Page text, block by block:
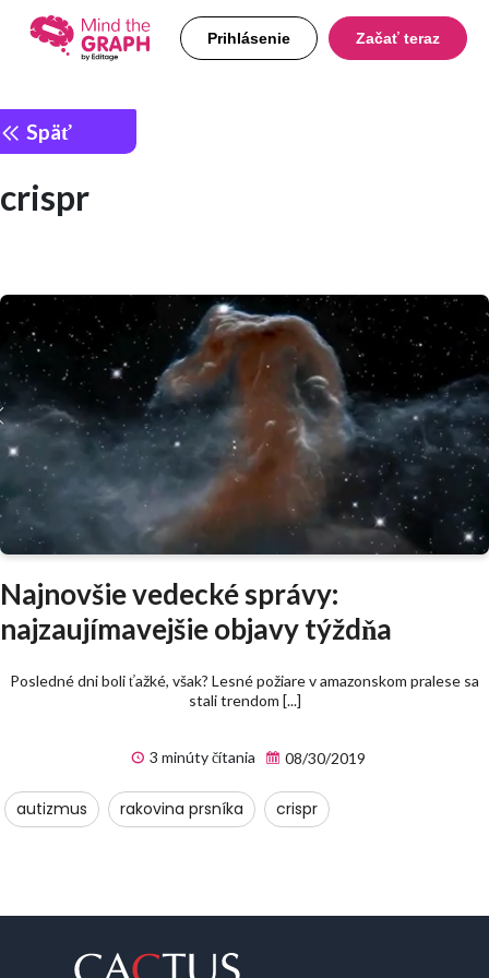
Prihlásenie Začať teraz
Späť
crispr
Najnovšie vedecké správy:
najzaujímavejšie objavy týždňa
Posledné dni boli ťažké, však? Lesné požiare v amazonskom pralese sa
stali trendom [...]
3 minúty čítania 08/30/2019
autizmus rakovina prsníka crispr